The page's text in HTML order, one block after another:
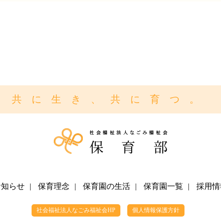
共に生き、共に育つ。
らせ | 保育理念 | 保育園の生活 | 保育園一覧 | 採用
社会福祉法人なごみ福祉会HP 個人情報保護方針